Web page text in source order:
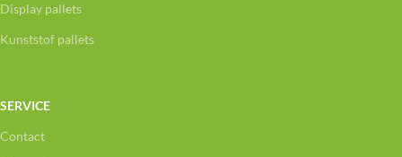
Display pallets
Kunststof pallets
SERVICE
Contact